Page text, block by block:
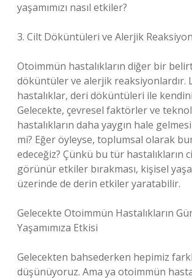
yaşamımızı nasıl etkiler?
3. Cilt Döküntüleri ve Alerjik
Otoimmün hastalıkların diğer bir
döküntüler ve alerjik reaksiyonlardır.
hastalıklar, deri döküntüleri ile
Gelecekte, çevresel faktörler ve
hastalıkların daha yaygın hale
mi? Eğer öyleyse, toplumsal olarak
edeceğiz? Çünkü bu tür hastalıkların
görünür etkiler bırakması, kişisel
üzerinde de derin etkiler yaratabilir.
Gelecekte Otoimmün Hastalıkların
Yaşamımıza Etkisi
Gelecekten bahsederken hepimiz
düşünüyoruz. Ama ya otoimmün